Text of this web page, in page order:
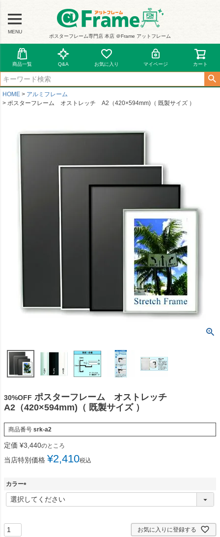
MENU
ポスターフレーム専門店 本店 ＠Frame アットフレーム
商品一覧 Q&A お気に入り マイページ カート
HOME
アルミフレーム
ポスターフレーム オストレッチ A2（420×594mm)（ 既製サイズ ）
30%OFF ポスターフレーム オストレッチ
A2（420×594mm)（ 既製サイズ ）
商品番号 srk-a2
定価 ¥3,440のところ
当店特別価格 ¥2,410税込
カラー
(
必
お気に入りに登録する